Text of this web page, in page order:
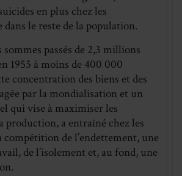
en plus chez les
le reste de la population.
passés de 2,3 millions
1955 à moins de 400 000
concentration des biens et des
par la mondialisation et un
qui vise à maximiser les
production, a entraîné chez les
compétition de l’endettement, une
de l’isolement et, au fond, une